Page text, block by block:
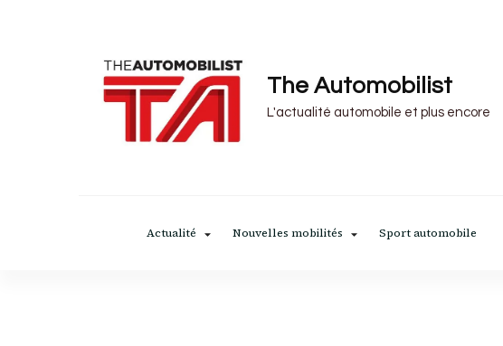
The Automobilist
L'actualité automobile et plus encore
Actualité Nouvelles mobilités Sport automobile